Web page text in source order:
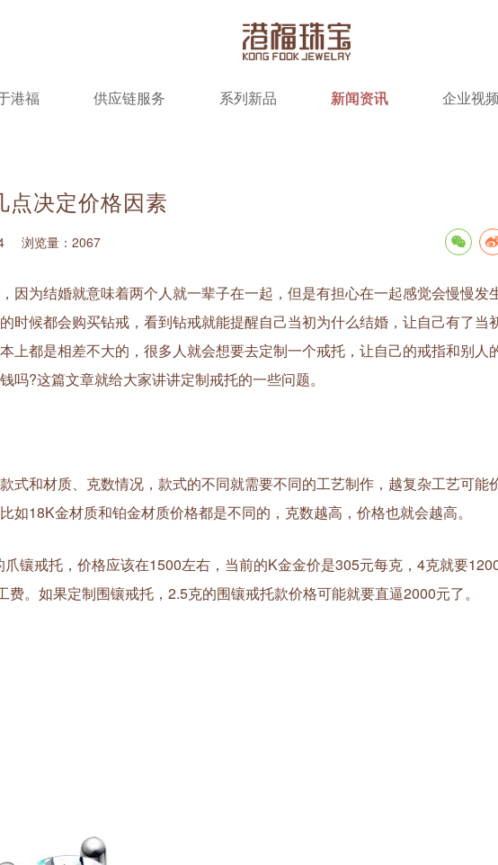
港福 供应链服务 系列新品 新闻资讯 企业视
点决定价格因素
浏览量：2067
为结婚就意味着两个人就一辈子在一起，但是有担心在一起感觉会慢慢发
时候都会购买钻戒，看到钻戒就能提醒自己当初为什么结婚，让自己有了当
上都是相差不大的，很多人就会想要去定制一个戒托，让自己的戒指和别人
?这篇文章就给大家讲讲定制戒托的一些问题。
和材质、克数情况，款式的不同就需要不同的工艺制作，越复杂工艺可能
如18K金材质和铂金材质价格都是不同的，克数越高，价格也就会越高。
戒托，价格应该在1500左右，当前的K金金价是305元每克，4克就要
。如果定制围镶戒托，2.5克的围镶戒托款价格可能就要直逼2000元了。